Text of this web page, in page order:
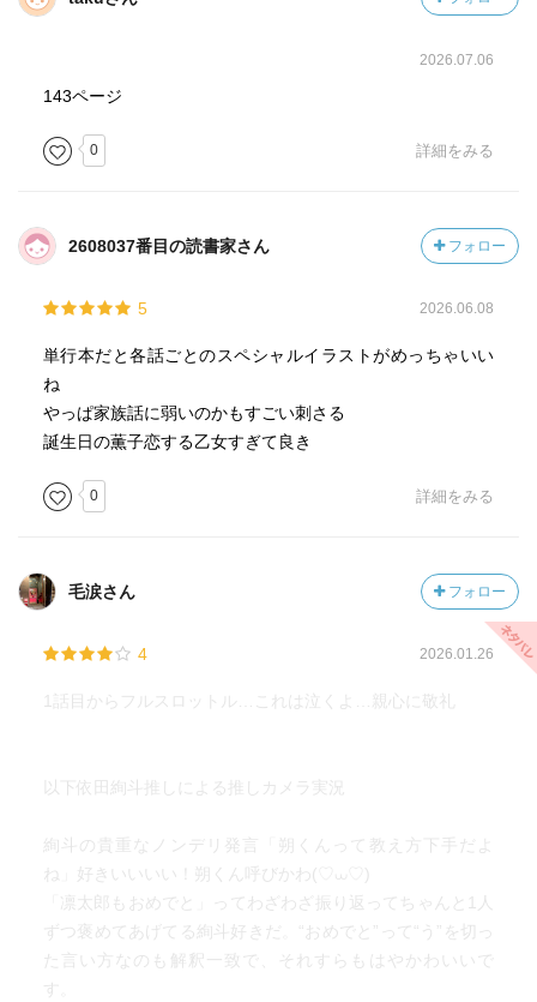
だけど、それがいずれ変わるのではないかと思えたよ
翔平の問いかけを契機に薫子への気持ちに悩み始めた凛太
本人としては薫子に惹かれる気持ちは有るようだけど、
薫子も想像できないし意味も思いつかない
でも絢斗が言うように或いはそこまで考える必要はないの
かもね
そうして凛太郎は絢斗との会話で幾らか持ち直したようで
グループトークの最中に「付き合ったらどんな会話するん
だろう」と想像するようになれたのなら、少しは進展した
証かもしれない
昴から驚きの情報が
気になる子の誕生日。あっさり終わらせたくないが、かと
言って何を贈れば良いかも判らない
出会いのきっかけともなったケーキに回帰するのは良い展
倫太郎は薫子の為にケーキ作りを学び始め、薫子は自分の
次巻もまた心温まる描写が所狭しと展開されそうだ
2026.07.06
143ページ
0 詳細をみる
2608037番目の読書家さん フォロー
5 2026.06.08
単行本だと各話ごとのスペシャルイラストがめっちゃいい
ね
やっぱ家族話に弱いのかもすごい刺さる
誕生日の薫子恋する乙女すぎて良き
0 詳細をみる
毛涙さん フォロー
4 2026.01.26
1話目からフルスロットル…これは泣くよ…親心に敬礼
以下依田絢斗推しによる推しカメラ実況
絢斗の貴重なノンデリ発言「朔くんって教え方下手だよ
ね」好きいいいい！朔くん呼びかわ(♡⩊♡)
「凛太郎もおめでと」ってわざわざ振り返ってちゃんと1人
ずつ褒めてあげてる絢斗好きだ。“おめでと”って“う”を切っ
た言い方なのも解釈一致で、それすらもはやかわいいで
す。